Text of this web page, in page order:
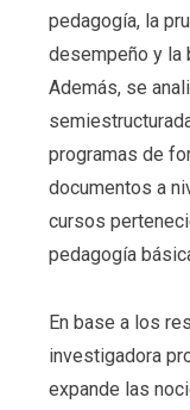
pedagogía, la
desempeño y la
Además, se
programas de
documentos a
cursos
pedagogía
En base a los
investigadora
expande las